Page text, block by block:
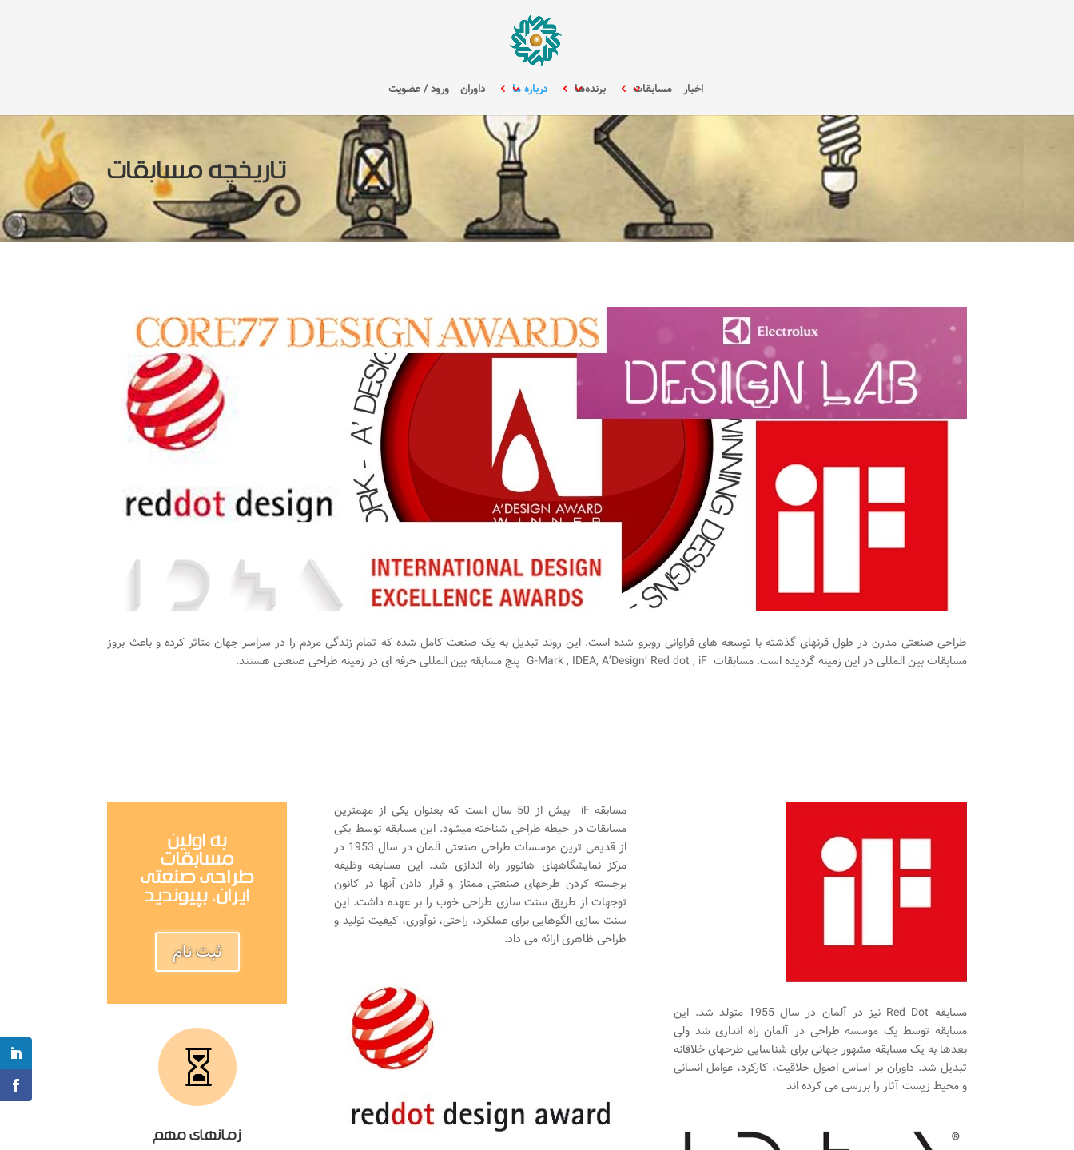
اخبار مسابقات برنده‌ها درباره ما داوران ورود / عضویت
تاریخچه مسابقات
طراحی صنعتی مدرن در طول قرنهای گذشته با توسعه های فراوانی روبرو شده است. این روند تبدیل به یک صنعت کامل شده که تمام زندگی مردم را در سراسر جهان متاثر کرده و باعث بروز
مسابقات بین المللی در این زمینه گردیده است. مسابقات G-Mark , IDEA, A’Design’ Red dot , iF پنج مسابقه بین المللی حرفه ای در زمینه طراحی صنعتی هستند.
مسابقه Red Dot نیز در آلمان در سال 1955 متولد شد. این
مسابقه توسط یک موسسه طراحی در آلمان راه اندازی شد ولی
بعدها به یک مسابقه مشهور جهانی برای شناسایی طرحهای خلاقانه
تبدیل شد. داوران بر اساس اصول خلاقیت، کارکرد، عوامل انسانی
و محیط زیست آثار را بررسی می کرده اند
مسابقه iF بیش از 50 سال است که بعنوان یکی از مهمترین
مسابقات در حیطه طراحی شناخته میشود. این مسابقه توسط یکی
از قدیمی ترین موسسات طراحی صنعتی آلمان در سال 1953 در
مرکز نمایشگاههای هانوور راه اندازی شد. این مسابقه وظیفه
برجسته کردن طرحهای صنعتی ممتاز و قرار دادن آنها در کانون
توجهات از طریق سنت سازی طراحی خوب را بر عهده داشت. این
سنت سازی الگوهایی برای عملکرد، راحتی، نوآوری، کیفیت تولید و
طراحی ظاهری ارائه می داد.
به اولین
مسابقات
طراحی صنعتی
ایران، بپیوندید
ثبت نام

زمانهای مهم